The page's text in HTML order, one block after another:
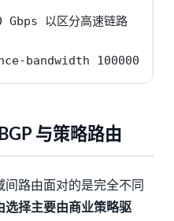
Gbps 以区分高速链路
bandwidth 100000
与策略路由
路由面对的是完全不同
选择主要由商业策略驱